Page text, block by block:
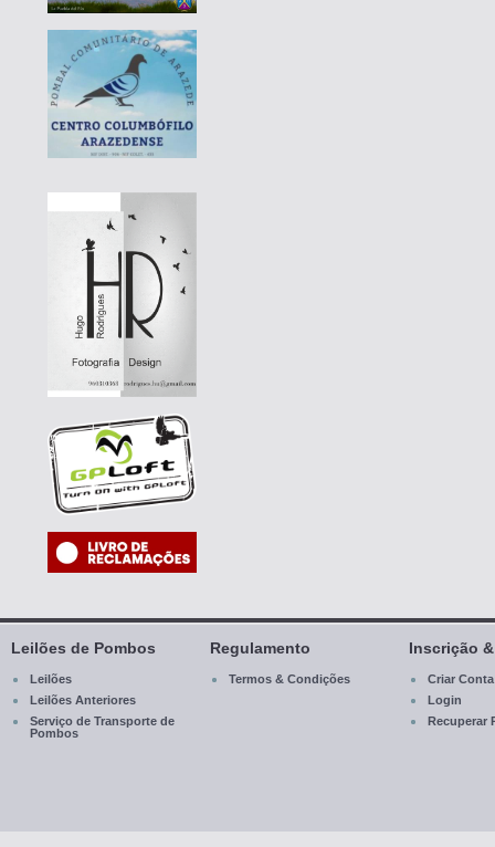
Leilões de Pombos
Leilões
Leilões Anteriores
Serviço de Transporte de
Pombos
Regulamento
Termos & Condições
Inscrição
Criar Conta
Login
Recuperar